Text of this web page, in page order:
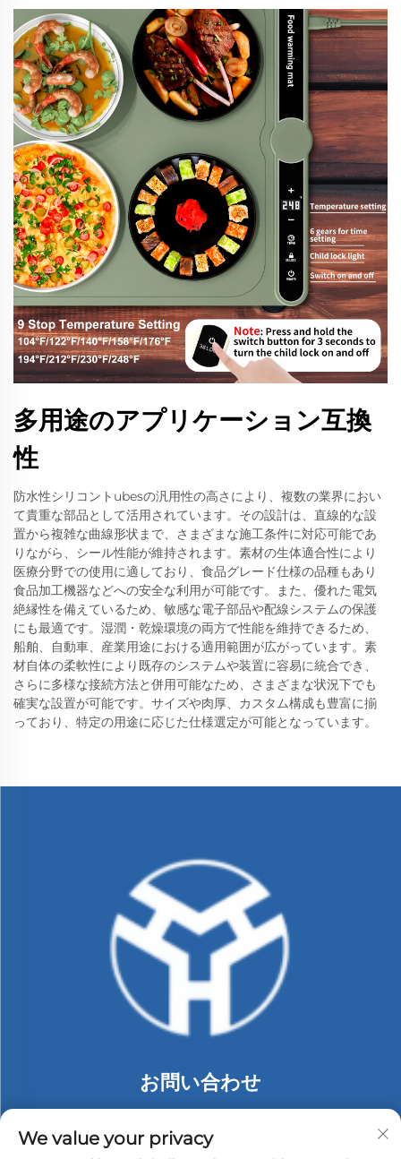
多用途のアプリケーション互換
性
防水性シリコントubesの汎用性の高さにより、複数の業界におい
て貴重な部品として活用されています。その設計は、直線的な設
置から複雑な曲線形状まで、さまざまな施工条件に対応可能であ
りながら、シール性能が維持されます。素材の生体適合性により
医療分野での使用に適しており、食品グレード仕様の品種もあり
食品加工機器などへの安全な利用が可能です。また、優れた電気
絶縁性を備えているため、敏感な電子部品や配線システムの保護
にも最適です。湿潤・乾燥環境の両方で性能を維持できるため、
船舶、自動車、産業用途における適用範囲が広がっています。素
材自体の柔軟性により既存のシステムや装置に容易に統合でき、
さらに多様な接続方法と併用可能なため、さまざまな状況下でも
確実な設置が可能です。サイズや肉厚、カスタム構成も豊富に揃
っており、特定の用途に応じた仕様選定が可能となっています。
お問い合わせ
C棟2階
We value your privacy